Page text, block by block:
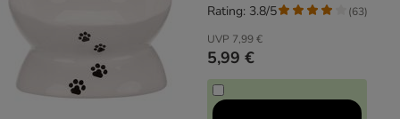
UVP 7,99 €
5,99 €
Rating: 3.8/5 (63)